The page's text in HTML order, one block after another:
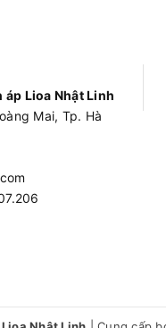
Lioa Nhật Linh
Mai, Tp. Hà